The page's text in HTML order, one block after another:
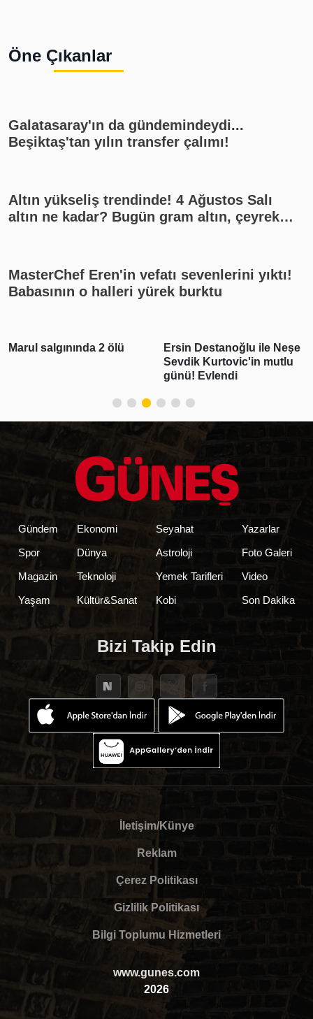
Öne Çıkanlar
Galatasaray'ın da gündemindeydi...
Beşiktaş'tan yılın transfer çalımı!
Altın yükseliş trendinde! 4 Ağustos Salı
altın ne kadar? Bugün gram altın, çeyrek
rakamları, canlı takip
MasterChef Eren'in vefatı sevenlerini yıktı!
Babasının o halleri yürek burktu
Marul salgınında 2 ölü
Ersin Destanoğlu ile Neşe
Sevdik Kurtovic'in mutlu
günü! Evlendi
Gündem
Spor
Magazin
Yaşam
Ekonomi
Dünya
Teknoloji
Kültür&Sanat
Seyahat
Astroloji
Yemek Tarifleri
Kobi
Yazarlar
Foto Galeri
Video
Son Dakika
Bizi Takip Edin
İletişim/Künye
Reklam
Çerez Politikası
Gizlilik Politikası
Bilgi Toplumu Hizmetleri
www.gunes.com
2026